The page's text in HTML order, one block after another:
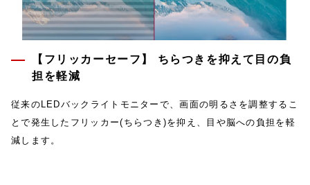
【フリッカーセーフ】 ちらつきを抑えて目の負
担を軽減
従来のLEDバックライトモニターで、画面の明るさを調整するこ
とで発生したフリッカー(ちらつき)を抑え、目や脳への負担を軽
減します。